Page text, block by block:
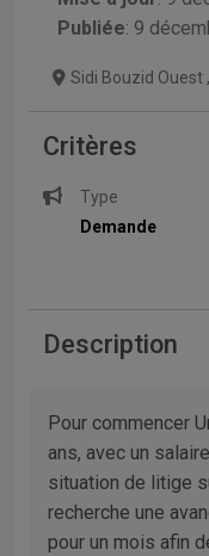
Publiée: 9
Sidi Bouzid Ouest ,
Critères
Type
Demande
Description
Pour commencer
ans, avec un
situation de litige
recherche une
pour un mois afin